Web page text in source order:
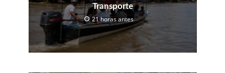
Transporte
21 horas antes